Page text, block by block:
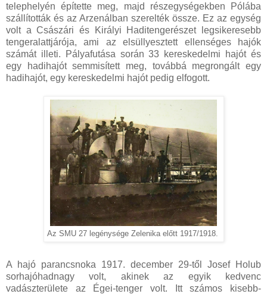
telephelyén építette meg, majd részegységekben Pólába
szállították és az Arzenálban szerelték össze. Ez az egység
volt a Császári és Királyi Haditengerészet legsikeresebb
tengeralattjárója, ami az elsüllyesztett ellenséges hajók
számát illeti. Pályafutása során 33 kereskedelmi hajót és
egy hadihajót semmisített meg, továbbá megrongált egy
hadihajót, egy kereskedelmi hajót pedig elfogott.
Az SMU 27 legénysége Zelenika előtt 1917/1918.
A hajó parancsnoka 1917. december 29-től Josef Holub
sorhajóhadnagy volt, akinek az egyik kedvenc
vadászterülete az Égei-tenger volt. Itt számos kisebb-